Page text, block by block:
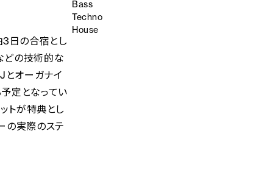
日の合宿とし
どの技術的な
とオーガナイ
定となってい
トが特典とし
の実際のステ
Bass
Techno
House